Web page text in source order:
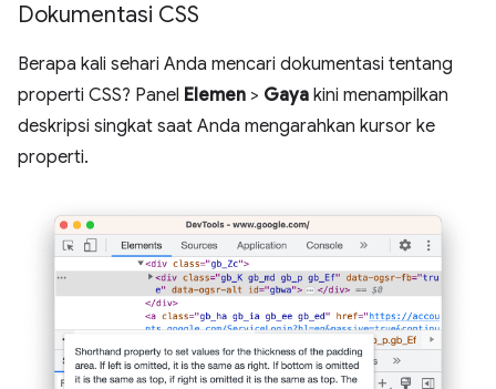
Dokumentasi CSS
Berapa kali sehari Anda mencari dokumentasi tentang
properti CSS? Panel Elemen > Gaya kini menampilkan
deskripsi singkat saat Anda mengarahkan kursor ke
properti.